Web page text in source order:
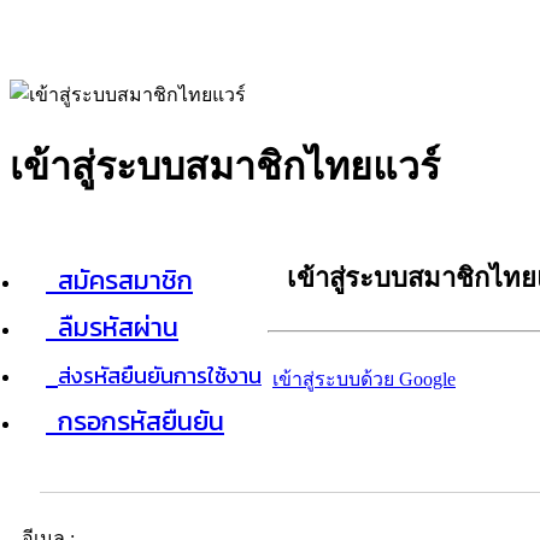
เข้าสู่ระบบสมาชิกไทยแวร์
สมัครสมาชิก
ลืมรหัสผ่าน
ส่งรหัสยืนยันการใช้งาน
กรอกรหัสยืนยัน
เข้าสู่ระบบสมาชิกไท
เข้าสู่ระบบด้วย Google